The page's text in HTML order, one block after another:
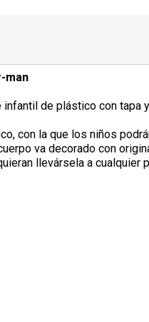
man
de plástico con tapa
con la que los niños
va decorado con
llevársela a cualquier